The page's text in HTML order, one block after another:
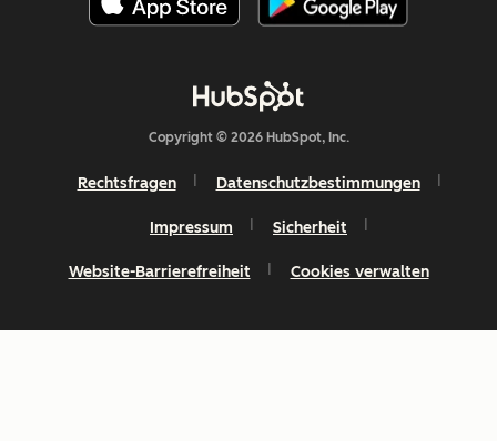
Copyright © 2026 HubSpot, Inc.
Rechtsfragen Datenschutzbestimmungen
Impressum Sicherheit
Website-Barrierefreiheit Cookies verwalten